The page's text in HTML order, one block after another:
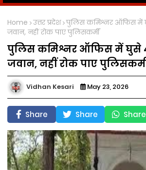
Home उत्तर प्रदेश पुलिस कमिश्नर ऑफिस में
जवान, नहीं रोक पाए पुलिसकर्मी
पुलिस कमिश्नर ऑफिस में घुसे
जवान, नहीं रोक पाए
Vidhan Kesari May 23, 2026
Share Share Share